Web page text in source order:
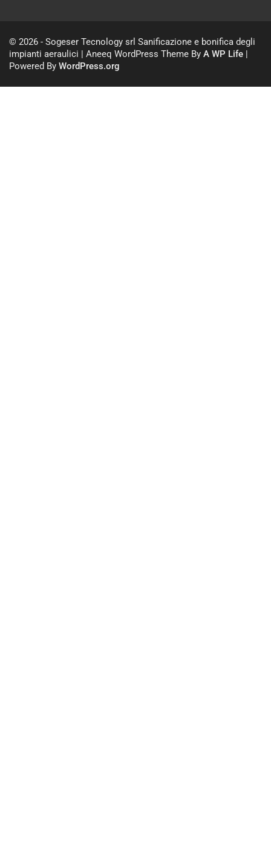
© 2026 - Sogeser Tecnology srl Sanificazione e bonifica degli
impianti aeraulici | Aneeq WordPress Theme By A WP Life |
Powered By WordPress.org